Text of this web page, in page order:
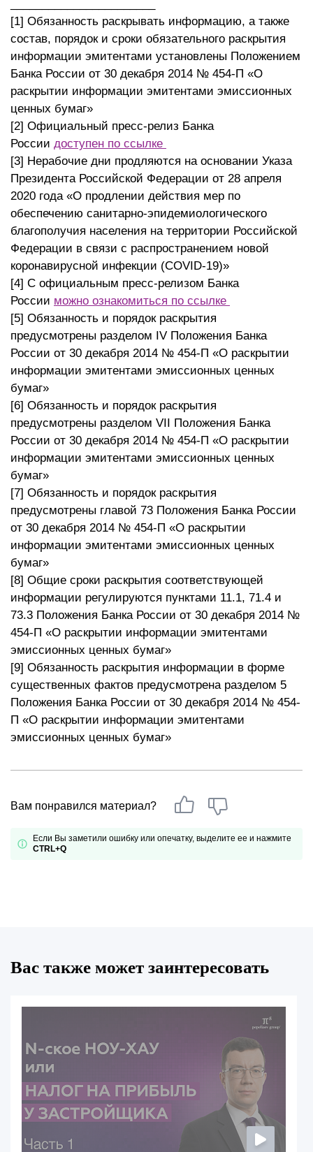
[1] Обязанность раскрывать информацию, а также
состав, порядок и сроки обязательного раскрытия
информации эмитентами установлены Положением
Банка России от 30 декабря 2014 № 454-П «О
раскрытии информации эмитентами эмиссионных
ценных бумаг»
[2] Официальный пресс-релиз Банка
России доступен по ссылке
[3] Нерабочие дни продляются на основании Указа
Президента Российской Федерации от 28 апреля
2020 года «О продлении действия мер по
обеспечению санитарно-эпидемиологического
благополучия населения на территории Российской
Федерации в связи с распространением новой
коронавирусной инфекции (COVID-19)»
[4] С официальным пресс-релизом Банка
России можно ознакомиться по ссылке
[5] Обязанность и порядок раскрытия
предусмотрены разделом IV Положения Банка
России от 30 декабря 2014 № 454-П «О раскрытии
информации эмитентами эмиссионных ценных
бумаг»
[6] Обязанность и порядок раскрытия
предусмотрены разделом VII Положения Банка
России от 30 декабря 2014 № 454-П «О раскрытии
информации эмитентами эмиссионных ценных
бумаг»
[7] Обязанность и порядок раскрытия
предусмотрены главой 73 Положения Банка России
от 30 декабря 2014 № 454-П «О раскрытии
информации эмитентами эмиссионных ценных
бумаг»
[8] Общие сроки раскрытия соответствующей
информации регулируются пунктами 11.1, 71.4 и
73.3 Положения Банка России от 30 декабря 2014 №
454-П «О раскрытии информации эмитентами
эмиссионных ценных бумаг»
[9] Обязанность раскрытия информации в форме
существенных фактов предусмотрена разделом 5
Положения Банка России от 30 декабря 2014 № 454-
П «О раскрытии информации эмитентами
эмиссионных ценных бумаг»
Вам понравился материал?
Если Вы заметили ошибку или опечатку, выделите ее и нажмите
CTRL+Q
Вас также может заинтересовать